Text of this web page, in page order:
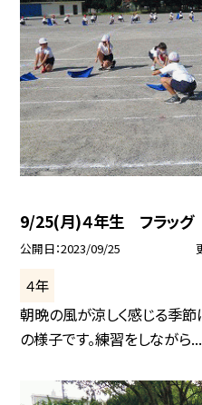
9/25(月)４年生 フラッグ
公開日 2023/09/25
４年
朝晩の風が涼しく感じる季
の様子です。練習をしながら...